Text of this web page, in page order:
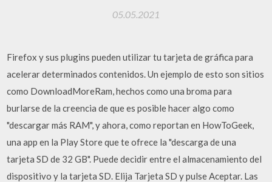
05.05.2021
Firefox y sus plugins pueden utilizar tu tarjeta de gráfica para
acelerar determinados contenidos. Un ejemplo de esto son sitios
como DownloadMoreRam, hechos como una broma para
burlarse de la creencia de que es posible hacer algo como
"descargar más RAM", y ahora, como reportan en HowToGeek,
una app en la Play Store que te ofrece la "descarga de una
tarjeta SD de 32 GB". Puede decidir entre el almacenamiento del
dispositivo y la tarjeta SD. Elija Tarjeta SD y pulse Aceptar. Las